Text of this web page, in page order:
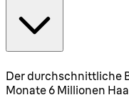
Der durchschnittliche
Monate 6 Millionen